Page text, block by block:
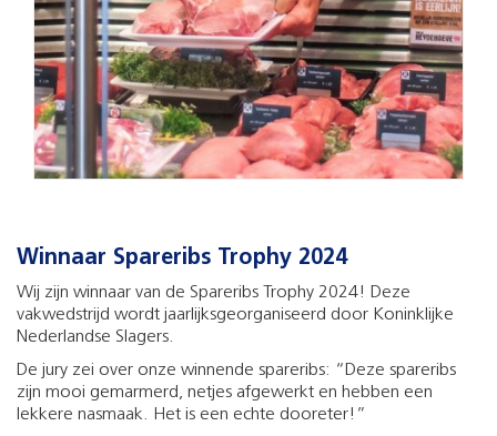
Winnaar Spareribs Trophy 2024
Wij zijn winnaar van de Spareribs Trophy 2024! Deze
vakwedstrijd wordt jaarlijksgeorganiseerd door Koninklijke
Nederlandse Slagers.
De jury zei over onze winnende spareribs: “Deze spareribs
zijn mooi gemarmerd, netjes afgewerkt en hebben een
lekkere nasmaak. Het is een echte dooreter!”